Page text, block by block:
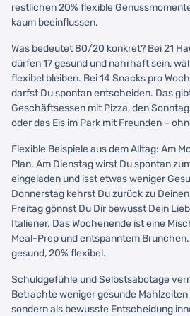
restlichen 20% flexible
kaum beeinflussen.
Was bedeutet 80/20 konkret? Bei 21
dürfen 17 gesund und nahrhaft sein,
flexibel bleiben. Bei 14 Snacks pro
darfst Du spontan entscheiden. Das
Geschäftsessen mit Pizza, den
oder das Eis im Park mit Freunden –
Flexible Beispiele aus dem Alltag: Am
Plan. Am Dienstag wirst Du spontan
eingeladen und isst etwas weniger
Donnerstag kehrst Du zurück zu
Freitag gönnst Du Dir bewusst Dein
Italiener. Das Wochenende ist eine
Meal-Prep und entspanntem
gesund, 20% flexibel.
Schuldgefühle und Selbstsabotage
Betrachte weniger gesunde Mahlzeiten
sondern als bewusste Entscheidung